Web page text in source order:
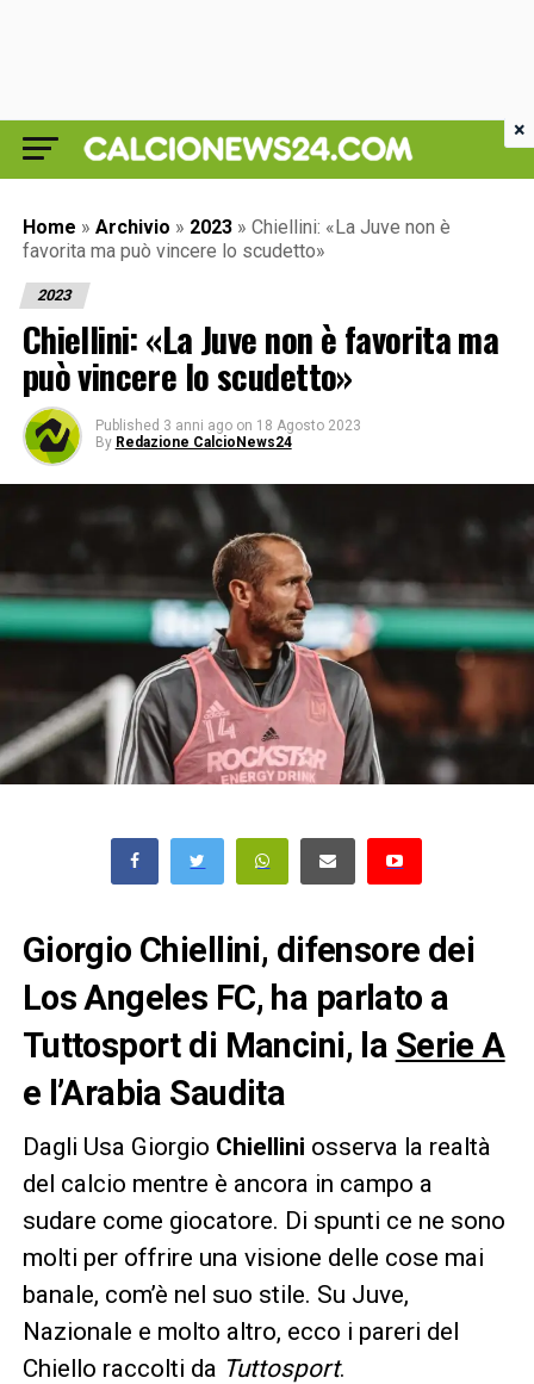
Home » Archivio » 2023 » Chiellini: «La Juve non è
favorita ma può vincere lo scudetto»
2023
Chiellini: «La Juve non è favorita ma
può vincere lo scudetto»
Published 3 anni ago on 18 Agosto 2023
By Redazione CalcioNews24
Giorgio Chiellini, difensore dei
Los Angeles FC, ha parlato a
Tuttosport di Mancini, la Serie A
e l’Arabia Saudita
Dagli Usa Giorgio Chiellini osserva la realtà
del calcio mentre è ancora in campo a
sudare come giocatore. Di spunti ce ne sono
molti per offrire una visione delle cose mai
banale, com’è nel suo stile. Su Juve,
Nazionale e molto altro, ecco i pareri del
Chiello raccolti da Tuttosport.
×